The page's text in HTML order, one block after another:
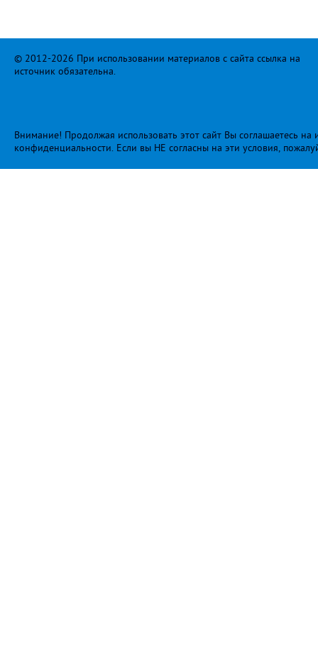
© 2012-2026 При использовании материалов с сайта ссылка на
источник обязательна.
Внимание! Продолжая использовать этот сайт Вы соглашаетесь
конфиденциальности. Если вы НЕ согласны на эти условия,